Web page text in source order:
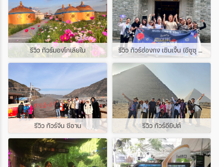
รีวิว ทัวร์มองโกเลียใน รีวิว ทัวร์ฮ่องกง เซินเจิ้น (อีซูซุ คิงส์ยนต์ กรุงเทพ)
รีวิว ทัวร์จีน ซีอาน รีวิว ทัวร์อียิปต์